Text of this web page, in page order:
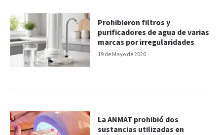
19 de Mayo de 2026
Prohibieron filtros y
purificadores de agua de varias
marcas por irregularidades
La ANMAT prohibió dos
sustancias utilizadas en